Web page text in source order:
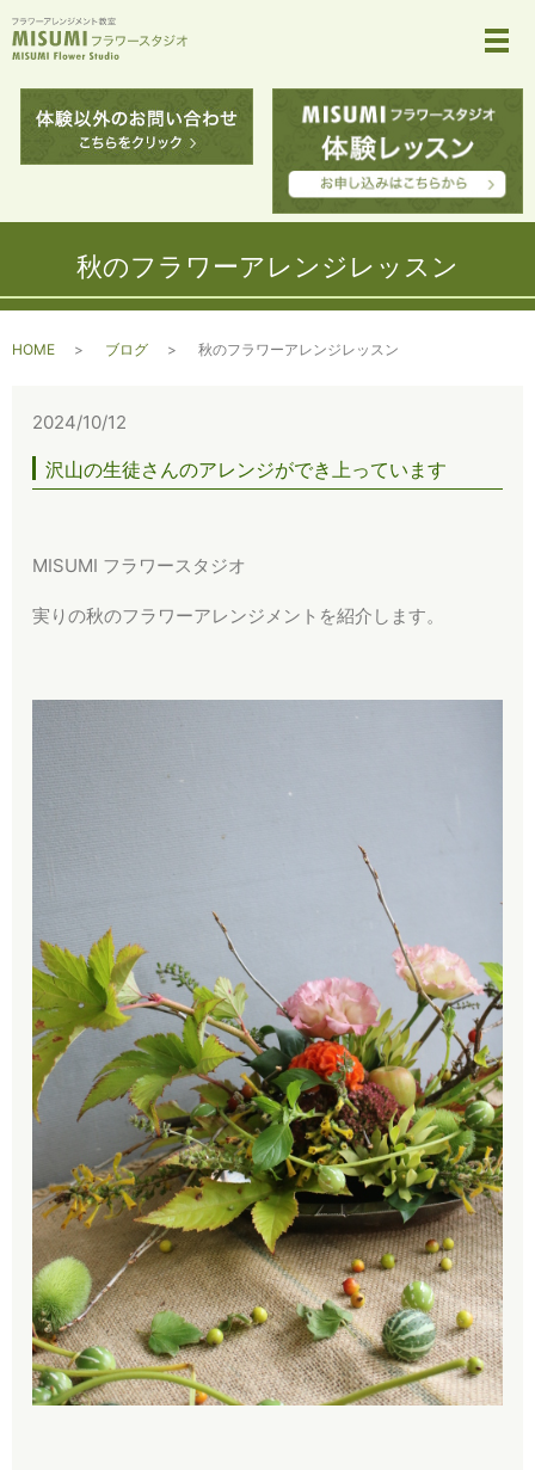
メ
秋のフラワーアレンジレッスン
HOME ブログ 秋のフラワーアレンジレッスン
2024/10/12
沢山の生徒さんのアレンジができ上っています
MISUMI フラワースタジオ
実りの秋のフラワーアレンジメントを紹介します。